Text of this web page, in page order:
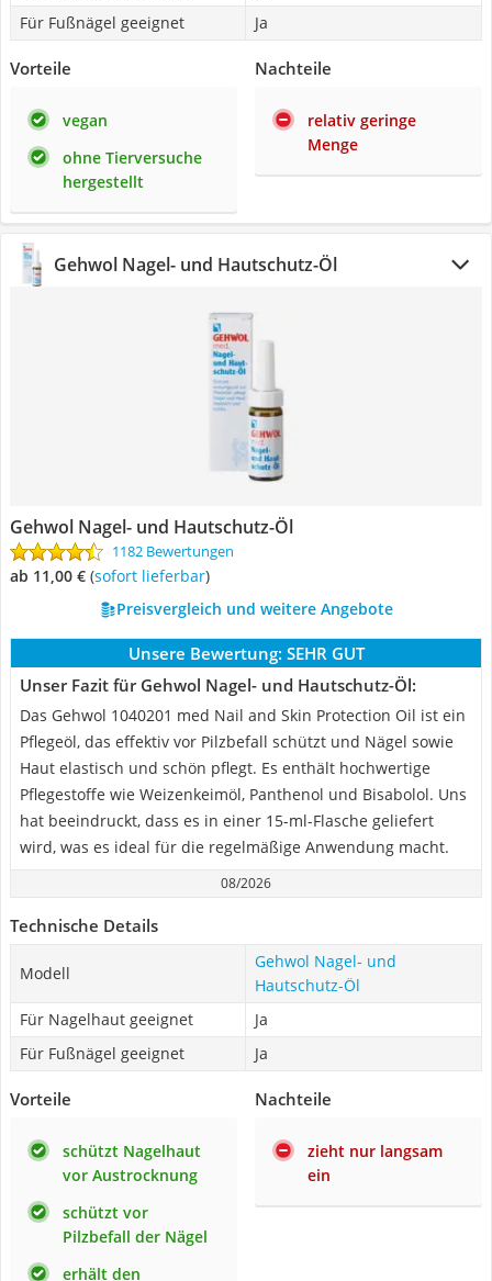
Für Fußnägel geeignet
Ja
Vorteile
vegan
ohne Tierversuche
hergestellt
Nachteile
relativ geringe
Menge
Gehwol Nagel- und Hautschutz-Öl
Gehwol Nagel- und Hautschutz-Öl
1182 Bewertungen
ab 11,00 € ( Sofort lieferbar)
Preisvergleich und weitere Angebote
Unsere Bewertung: SEHR GUT
Unser Fazit für Gehwol Nagel- und Hautschutz-Öl:
Das Gehwol 1040201 med Nail and Skin Protection Oil ist ein
Pflegeöl, das effektiv vor Pilzbefall schützt und Nägel sowie
Haut elastisch und schön pflegt. Es enthält hochwertige
Pflegestoffe wie Weizenkeimöl, Panthenol und Bisabolol. Uns
hat beeindruckt, dass es in einer 15-ml-Flasche geliefert
wird, was es ideal für die regelmäßige Anwendung macht.
08/2026
Technische Details
Modell
Gehwol Nagel- und
Hautschutz-Öl
Für Nagelhaut geeignet
Ja
Für Fußnägel geeignet
Ja
Vorteile
schützt Nagelhaut
vor Austrocknung
schützt vor
Pilzbefall der Nägel
erhält den
Nachteile
zieht nur langsam
ein